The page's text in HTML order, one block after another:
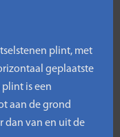
plint, met
geplaatste
is een
aan de grond
dan van en uit de